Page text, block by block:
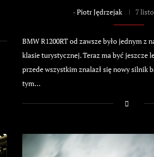
-Piotr Jędrzejak 7
BMW R1200RT od zawsze było jednym z
klasie turystycznej. Teraz ma być jeszcze
przede wszystkim znalazł się nowy silnik
tym…